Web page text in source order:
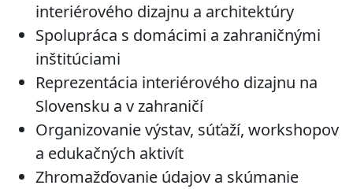
interiérového dizajnu a architektúry
Spolupráca s domácimi a zahraničnými
inštitúciami
Reprezentácia interiérového dizajnu na
Slovensku a v zahraničí
Organizovanie výstav, súťaží, workshopov
a edukačných aktivít
Zhromažďovanie údajov a skúmanie